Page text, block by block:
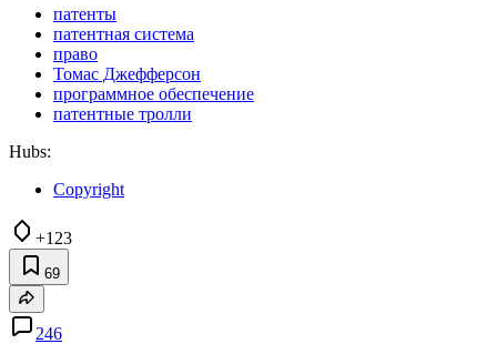
патенты
патентная система
право
Томас Джефферсон
программное обеспечение
патентные тролли
Hubs:
Copyright
+123
69
246